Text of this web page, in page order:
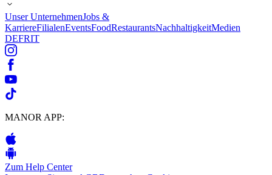
Unser UnternehmenJobs &
KarriereFilialenEventsFoodRestaurantsNachhaltigkeitMedien
DEFRIT
MANOR APP:
Zum Help Center